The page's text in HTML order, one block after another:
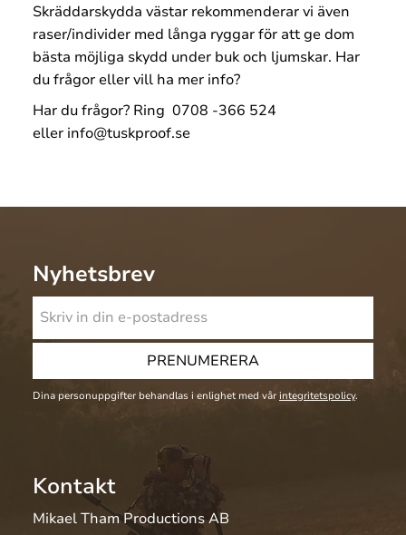
Skräddarskydda västar rekommenderar vi även
raser/individer med långa ryggar för att ge dom
bästa möjliga skydd under buk och ljumskar. Har
du frågor eller vill ha mer info?
Har du frågor? Ring 0708 -366 524
eller info@tuskproof.se
Nyhetsbrev
PRENUMERERA
Dina personuppgifter behandlas i enlighet med vår integritetspolicy.
Kontakt
Mikael Tham Productions AB